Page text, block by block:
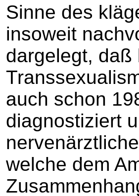
Sinne des
insoweit
dargelegt, daß
auch schon
diagnostiziert
welche dem